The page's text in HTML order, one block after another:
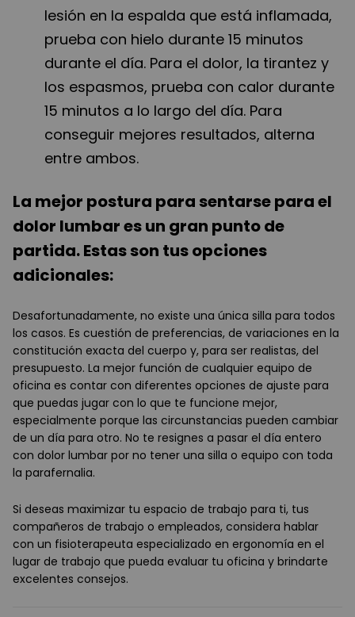
lesión en la espalda que está inflamada,
prueba con hielo durante 15 minutos
durante el día. Para el dolor, la tirantez y
los espasmos, prueba con calor durante
15 minutos a lo largo del día. Para
conseguir mejores resultados, alterna
entre ambos.
La mejor postura para sentarse para el
dolor lumbar es un gran punto de
partida. Estas son tus opciones
adicionales:
Desafortunadamente, no existe una única silla para todos
los casos. Es cuestión de preferencias, de variaciones en la
constitución exacta del cuerpo y, para ser realistas, del
presupuesto. La mejor función de cualquier equipo de
oficina es contar con diferentes opciones de ajuste para
que puedas jugar con lo que te funcione mejor,
especialmente porque las circunstancias pueden cambiar
de un día para otro. No te resignes a pasar el día entero
con dolor lumbar por no tener una silla o equipo con toda
la parafernalia.
Si deseas maximizar tu espacio de trabajo para ti, tus
compañeros de trabajo o empleados, considera hablar
con un fisioterapeuta especializado en ergonomía en el
lugar de trabajo que pueda evaluar tu oficina y brindarte
excelentes consejos.